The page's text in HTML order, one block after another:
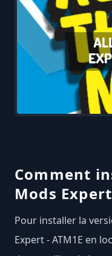
Comment
Mods
Pour installer la
Expert - ATM1E en